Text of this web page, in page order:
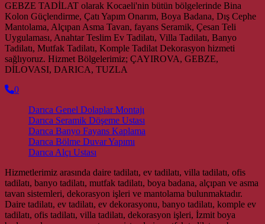
GEBZE TADİLAT olarak Kocaeli'nin bütün bölgelerinde Bina
Kolon Güçlendirme, Çatı Yapım Onarım, Boya Badana, Dış Cephe
Mantolama, Alçıpan Asma Tavan, fayans Seramik, Çesan Teli
Uygulaması, Anahtar Teslim Ev Tadilatı, Villa Tadilatı, Banyo
Tadilatı, Mutfak Tadilatı, Komple Tadilat Dekorasyon hizmeti
sağlıyoruz. Hizmet Bölgelerimiz; ÇAYIROVA, GEBZE,
DİLOVASI, DARICA, TUZLA
0
Darıca Genel Dolaplar Montajı
Darıca Seramik Döşeme Ustası
Darıca Banyo Fayans Kaplama
Darıca Bölme Duvar Yapımı
Darıca Alçı Ustası
Hizmetlerimiz arasında daire tadilatı, ev tadilatı, villa tadilatı, ofis
tadilatı, banyo tadilatı, mutfak tadilatı, boya badana, alçıpan ve asma
tavan sistemleri, dekorasyon işleri ve mantolama bulunmaktadır.
Daire tadilatı, ev tadilatı, ev dekorasyonu, banyo tadilatı, komple ev
tadilatı, ofis tadilatı, villa tadilatı, dekorasyon işleri, İzmit boya